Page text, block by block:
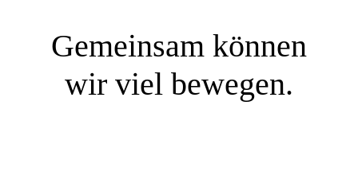
Gemeinsam können
wir viel bewegen.